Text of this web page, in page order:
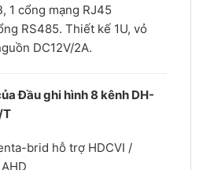
1 cổng mạng RJ45
RS485. Thiết kế 1U, vỏ
DC12V/2A.
Đầu ghi hình 8 kênh DH-
T
brid hỗ trợ HDCVI /